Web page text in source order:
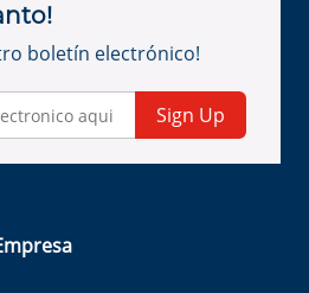
boletín electrónico!
Sign Up